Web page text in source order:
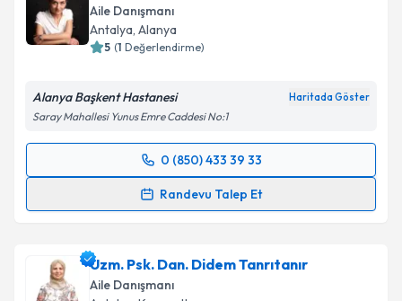
Aile Danışmanı
Antalya, Alanya
5 (1 Değerlendirme)
Alanya Başkent Hastanesi Haritada Göster
Saray Mahallesi Yunus Emre Caddesi No:1
0 (850) 433 39 33
Randevu Talep Et
Randevu Takvimi Talebi
için bir takvim hazırlandığında e-posta ile
bilgilendireceğiz.
Uzm. Psk. Dan. Didem Tanrıtanır
Aile Danışmanı